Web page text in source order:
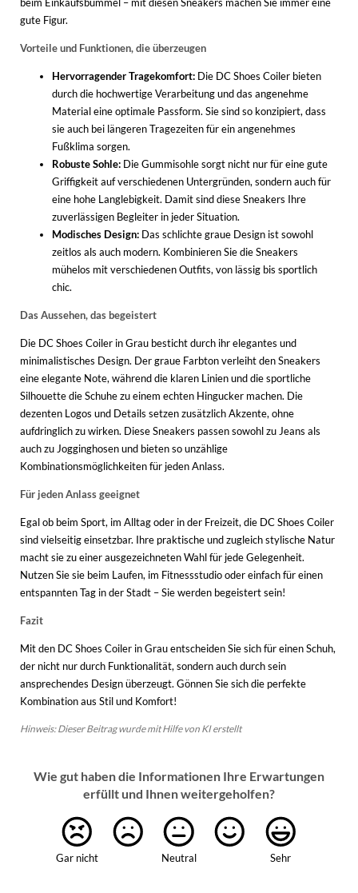
gute Figur.
Vorteile und Funktionen, die überzeugen
Hervorragender Tragekomfort: Die DC Shoes Coiler bieten
durch die hochwertige Verarbeitung und das angenehme
Material eine optimale Passform. Sie sind so konzipiert, dass
sie auch bei längeren Tragezeiten für ein angenehmes
Fußklima sorgen.
Robuste Sohle: Die Gummisohle sorgt nicht nur für eine gute
Griffigkeit auf verschiedenen Untergründen, sondern auch für
eine hohe Langlebigkeit. Damit sind diese Sneakers Ihre
zuverlässigen Begleiter in jeder Situation.
Modisches Design: Das schlichte graue Design ist sowohl
zeitlos als auch modern. Kombinieren Sie die Sneakers
mühelos mit verschiedenen Outfits, von lässig bis sportlich
chic.
Das Aussehen, das begeistert
Die DC Shoes Coiler in Grau besticht durch ihr elegantes und
minimalistisches Design. Der graue Farbton verleiht den Sneakers
eine elegante Note, während die klaren Linien und die sportliche
Silhouette die Schuhe zu einem echten Hingucker machen. Die
dezenten Logos und Details setzen zusätzlich Akzente, ohne
aufdringlich zu wirken. Diese Sneakers passen sowohl zu Jeans als
auch zu Jogginghosen und bieten so unzählige
Kombinationsmöglichkeiten für jeden Anlass.
Für jeden Anlass geeignet
Egal ob beim Sport, im Alltag oder in der Freizeit, die DC Shoes Coiler
sind vielseitig einsetzbar. Ihre praktische und zugleich stylische Natur
macht sie zu einer ausgezeichneten Wahl für jede Gelegenheit.
Nutzen Sie sie beim Laufen, im Fitnessstudio oder einfach für einen
entspannten Tag in der Stadt – Sie werden begeistert sein!
Fazit
Mit den DC Shoes Coiler in Grau entscheiden Sie sich für einen Schuh,
der nicht nur durch Funktionalität, sondern auch durch sein
ansprechendes Design überzeugt. Gönnen Sie sich die perfekte
Kombination aus Stil und Komfort!
Hinweis: Dieser Beitrag wurde mit Hilfe von KI erstellt
Wie gut haben die Informationen Ihre Erwartungen
erfüllt und Ihnen weitergeholfen?
Gar nicht Neutral Sehr